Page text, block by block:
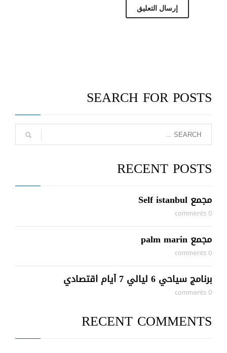
SEARCH FOR POSTS
RECENT POSTS
مجمع Self istanbul
0 comments
مجمع palm marin
0 comments
برنامج سياحي 6 ليالي 7 أيام اقتصادي
0 comments
RECENT COMMENTS